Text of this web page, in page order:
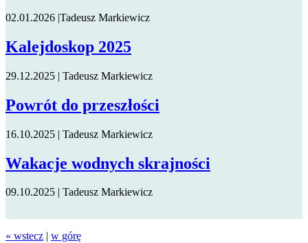
02.01.2026 |Tadeusz Markiewicz
Kalejdoskop 2025
29.12.2025 | Tadeusz Markiewicz
Powrót do przeszłości
16.10.2025 | Tadeusz Markiewicz
Wakacje wodnych skrajności
09.10.2025 | Tadeusz Markiewicz
« wstecz | w górę